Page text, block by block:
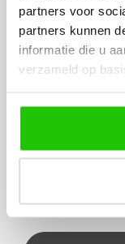
partners voor
partners kunnen
informatie die u
verzameld op
Voor 14:00
Gratis
4 jaar garantie
Moderne
dimbaar, warm